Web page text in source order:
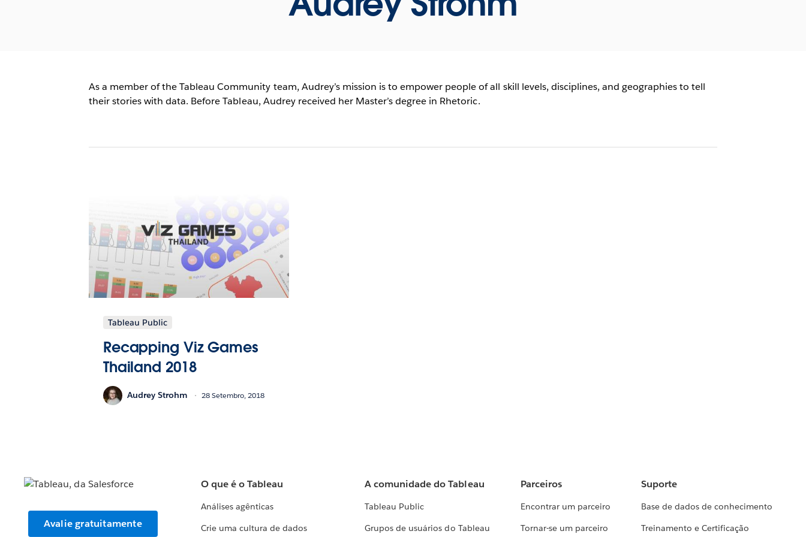
As a member of the Tableau Community team, Audrey’s mission is to empower people of all skill levels, disciplines, and geographies to tell
their stories with data. Before Tableau, Audrey received her Master’s degree in Rhetoric.
Tableau Public
Recapping Viz Games
Thailand 2018
Audrey Strohm 28 Setembro, 2018
Avalie gratuitamente
O que é o Tableau
Análises agênticas
Crie uma cultura de dados
A comunidade do Tableau
Tableau Public
Grupos de usuários do Tableau
Parceiros
Encontrar um parceiro
Tornar-se um parceiro
Suporte
Base de dados de conhecimento
Treinamento e Certificação